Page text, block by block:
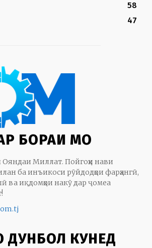
58
47
БОРАИ МО
Миллат. Пойгоҳи нави
ба инъикоси рӯйдодҳои фарҳангӣ,
ва иқдомҳои накӯ дар ҷомеа
ДУНБОЛ КУНЕД